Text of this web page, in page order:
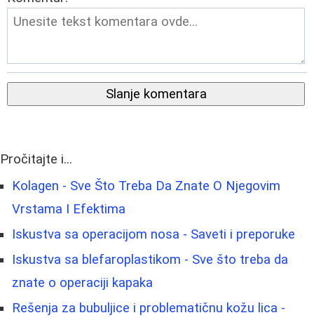
Slanje komentara
Pročitajte i...
Kolagen - Sve Što Treba Da Znate O Njegovim
Vrstama I Efektima
Iskustva sa operacijom nosa - Saveti i preporuke
Iskustva sa blefaroplastikom - Sve što treba da
znate o operaciji kapaka
Rešenja za bubuljice i problematičnu kožu lica -